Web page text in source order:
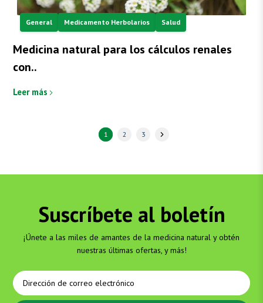
General Medicamento Herbolarios Salud
Medicina natural para los cálculos renales
con..
Leer más
1 2 3
Suscríbete al boletín
¡Únete a las miles de amantes de la medicina natural y obtén
nuestras últimas ofertas, y más!